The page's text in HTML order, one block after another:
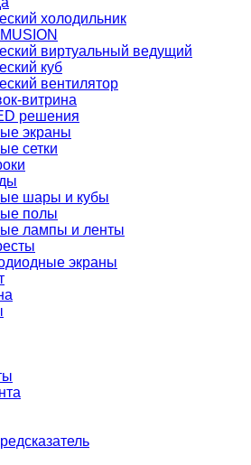
холодильник
виртуальный ведущий
куб
вентилятор
витрина
решения
экраны
сетки
шары и кубы
полы
лампы и ленты
экраны